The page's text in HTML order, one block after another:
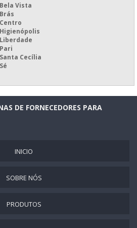
INDUSTRIAL
Bela Vista
Brás
Centro
Higienópolis
Liberdade
Pari
Santa Cecília
Sé
DE FORNECEDORES PARA
INICIO
SOBRE NÓS
PRODUTOS